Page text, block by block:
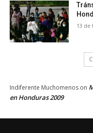
13 de
Indiferente Muchomenos on
en Honduras 2009